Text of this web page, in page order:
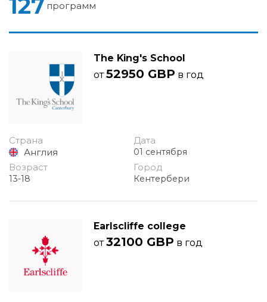
программ
The King's School
от52950 GBP в год
Страна
Англия
Дата
01 сентября
Возраст
13-18
Город
Кентербери
Earlscliffe college
от32100 GBP в год